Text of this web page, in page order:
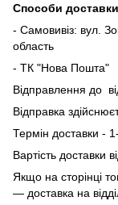
Способи доставки
- Самовивіз: вул.
область
- ТК "Нова Пошта"
Відправлення до
Відправка
Термін доставки -
Вартість доставки
Якщо на сторінці
— доставка на